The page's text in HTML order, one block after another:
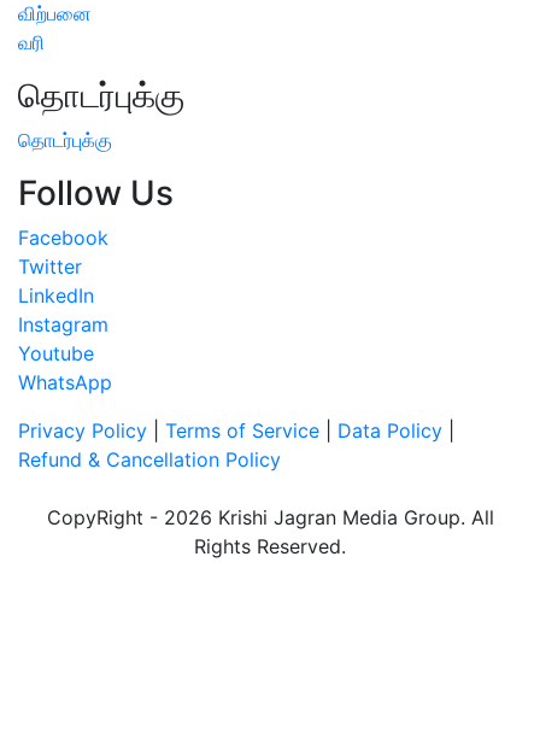
விற்பனை
வரி
தொடர்புக்கு
தொடர்புக்கு
Follow Us
Facebook
Twitter
LinkedIn
Instagram
Youtube
WhatsApp
Privacy Policy
Terms of Service Data Policy
Refund & Cancellation Policy
CopyRight - 2026 Krishi Jagran Media Group. All
Rights Reserved.